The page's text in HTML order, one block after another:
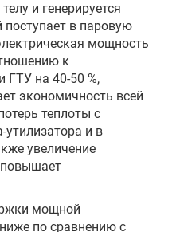
и генерируется
поступает в паровую
мощность
к
ГТУ на 40-50 %,
экономичность всей
теплоты с
и в
увеличение
повышает
мощной
по сравнению с